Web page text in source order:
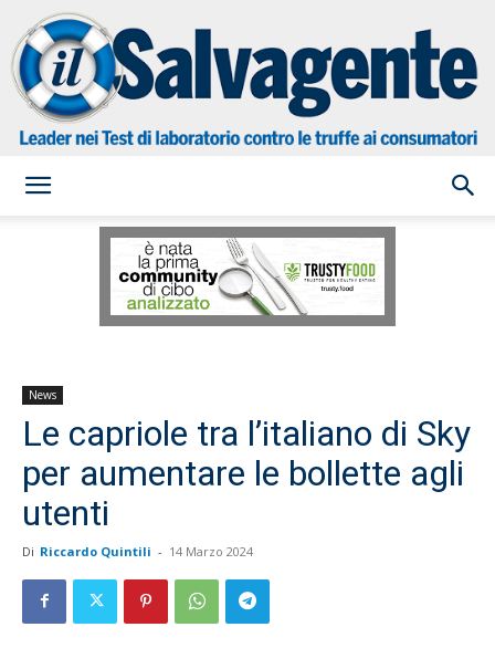
Salvagente
News
Le capriole tra l’italiano di Sky
per aumentare le bollette agli
utenti
Di Riccardo Quintili - 14 Marzo 2024